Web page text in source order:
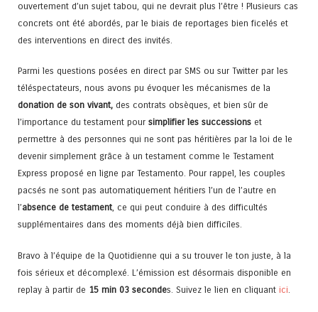
ouvertement d’un sujet tabou, qui ne devrait plus l’être ! Plusieurs cas
concrets ont été abordés, par le biais de reportages bien ficelés et
des interventions en direct des invités.
Parmi les questions posées en direct par SMS ou sur Twitter par les
téléspectateurs, nous avons pu évoquer les mécanismes de la
donation de son vivant, des contrats obsèques, et bien sûr de
l’importance du testament pour simplifier les successions et
permettre à des personnes qui ne sont pas héritières par la loi de le
devenir simplement grâce à un testament comme le Testament
Express proposé en ligne par Testamento. Pour rappel, les couples
pacsés ne sont pas automatiquement héritiers l’un de l’autre en
l’absence de testament, ce qui peut conduire à des difficultés
supplémentaires dans des moments déjà bien difficiles.
Bravo à l’équipe de la Quotidienne qui a su trouver le ton juste, à la
fois sérieux et décomplexé. L’émission est désormais disponible en
replay à partir de 15 min 03 secondes. Suivez le lien en cliquant ici